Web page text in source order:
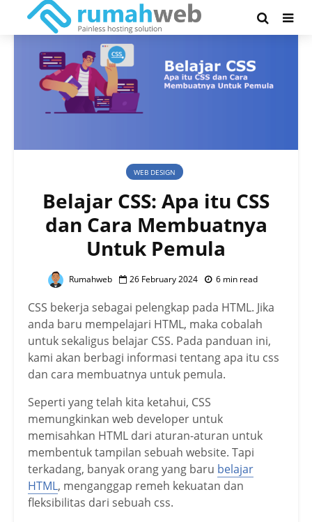
WEB DESIGN
Belajar CSS: Apa itu CSS
dan Cara Membuatnya
Untuk Pemula
Rumahweb 26 February 2024 6 min read
CSS bekerja sebagai pelengkap pada HTML. Jika
anda baru mempelajari HTML, maka cobalah
untuk sekaligus belajar CSS. Pada panduan ini,
kami akan berbagi informasi tentang apa itu css
dan cara membuatnya untuk pemula.
Seperti yang telah kita ketahui, CSS
memungkinkan web developer untuk
memisahkan HTML dari aturan-aturan untuk
membentuk tampilan sebuah website. Tapi
terkadang, banyak orang yang baru belajar
HTML, menganggap remeh kekuatan dan
fleksibilitas dari sebuah css.